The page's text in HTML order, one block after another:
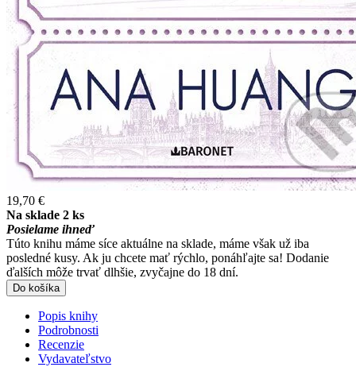
19,70 €
Na sklade 2 ks
Posielame ihneď
Túto knihu máme síce aktuálne na sklade, máme však už iba
posledné kusy. Ak ju chcete mať rýchlo, ponáhľajte sa! Dodanie
ďalších môže trvať dlhšie, zvyčajne do 18 dní.
Do košíka
Popis knihy
Podrobnosti
Recenzie
Vydavateľstvo